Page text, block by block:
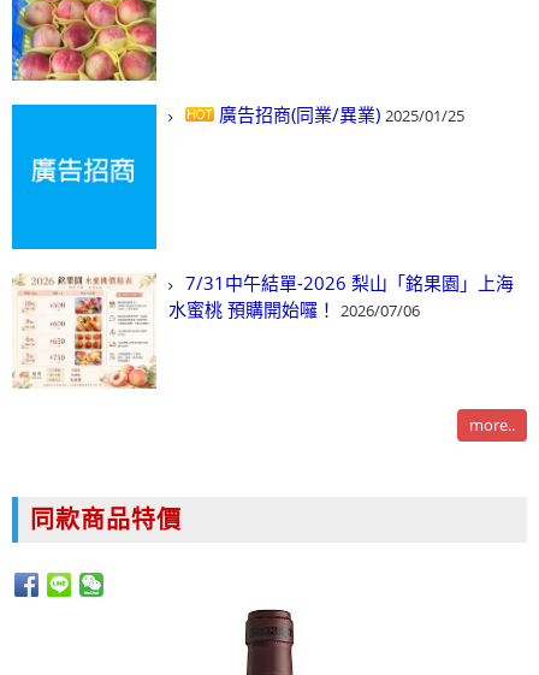
廣告招商(同業/異業) 2025/01/25
7/31中午結單-2026 梨山「銘果園」上海
水蜜桃 預購開始囉！ 2026/07/06
more..
同款商品特價